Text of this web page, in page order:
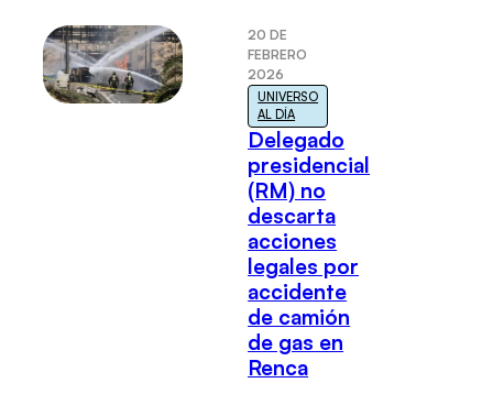
20 DE
FEBRERO
2026
UNIVERSO
AL DÍA
Delegado
presidencial
(RM) no
descarta
acciones
legales por
accidente
de camión
de gas en
Renca